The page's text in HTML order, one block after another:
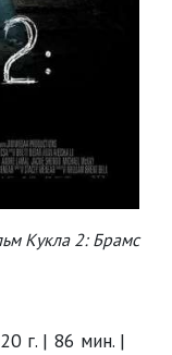
Кукла 2: Брамс
г. | 86 мин. |